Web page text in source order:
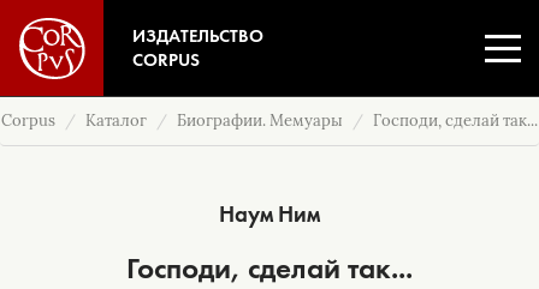
ИЗДАТЕЛЬСТВО
CORPUS
Corpus Каталог Биографии. Мемуары Господи, сделай так...
Наум Ним
Господи, сделай так...